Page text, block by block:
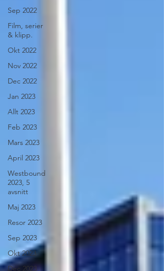
Sep 2022
Film, serier
& klipp.
Okt 2022
Nov 2022
Dec 2022
Jan 2023
Allt 2023
Feb 2023
Mars 2023
April 2023
Westbound
2023, 5
avsnitt
Maj 2023
Resor 2023
Sep 2023
Okt 2023
Dec 2023